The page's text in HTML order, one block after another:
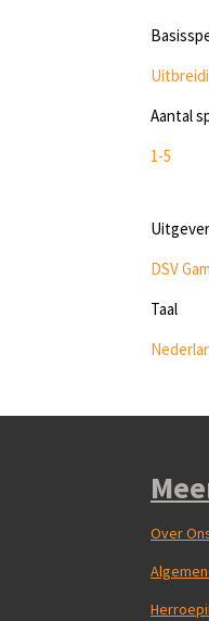
Aantal
1-5
Uitgever
DSV
Taal
Over